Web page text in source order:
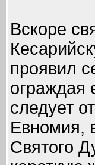
Вскоре
проявил
ограждая
следует
Евномия,
Святого